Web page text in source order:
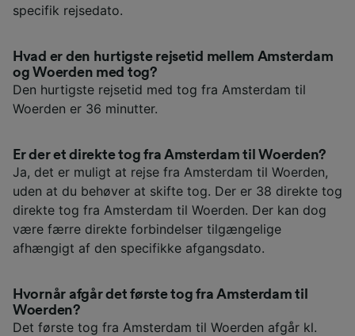
specifik rejsedato.
Hvad er den hurtigste rejsetid mellem Amsterdam
og Woerden med tog?
Den hurtigste rejsetid med tog fra Amsterdam til
Woerden er 36 minutter.
Er der et direkte tog fra Amsterdam til Woerden?
Ja, det er muligt at rejse fra Amsterdam til Woerden,
uden at du behøver at skifte tog. Der er 38 direkte tog
direkte tog fra Amsterdam til Woerden. Der kan dog
være færre direkte forbindelser tilgængelige
afhængigt af den specifikke afgangsdato.
Hvornår afgår det første tog fra Amsterdam til
Woerden?
Det første tog fra Amsterdam til Woerden afgår kl.